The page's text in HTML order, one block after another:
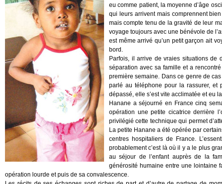
eu comme patient, la moyenne d’âge
qui leurs arrivent mais comprennent
mais compte tenu de la gravité de leur
voyage toujours avec une bénévole de
est même arrivé qu’un petit garçon ait
bord.
Parfois, il arrive de vraies situations de
séparation avec sa famille et a
première semaine. Dans ce genre de
parlé au téléphone pour la rassurer, et
dépassé, elle s’est vite acclimatée et eu
Hanane a séjourné en France cinq
opération une petite cicatrice derrière
privilégié cette technique qui permet
La petite Hanane a été opérée par
centres hospitaliers de France.
probablement c’est là où il y a le plus
au séjour de l’enfant auprès de la
générosité humaine entre une lointaine
opération lourde et puis de sa convalescence.